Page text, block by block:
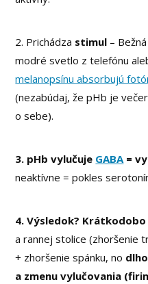
2. Prichádza stimul –
modré svetlo z telefónu
melanopsínu absorbujú
(nezabúdaj, že pHb je
o sebe).
3. pHb vylučuje GABA=
neaktívne = pokles
4. Výsledok? Krátkodobo
a rannej stolice (zhoršenie
+ zhoršenie spánku, no
a zmenu vylučovania